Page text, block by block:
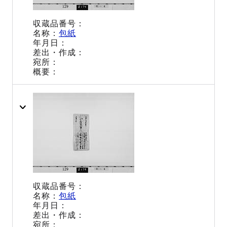
包紙
包紙